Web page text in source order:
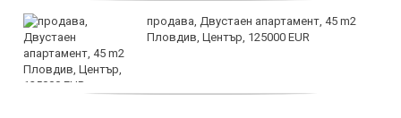
продава, Двустаен апартамент, 45 m2
Пловдив, Център, 125000 EUR